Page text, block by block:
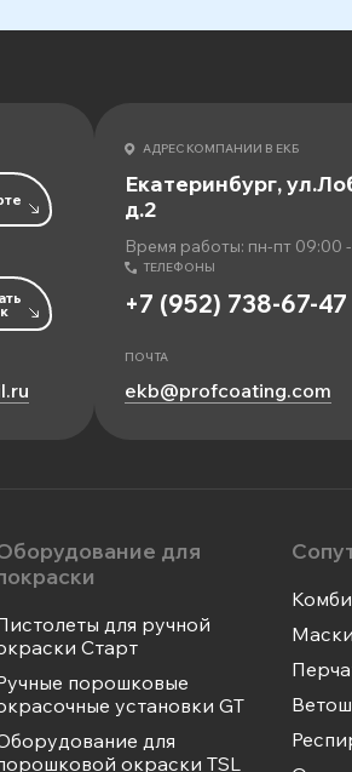
АДРЕС КОМПАНИИ В ЕКБ
Екатеринбург,
д.2
Время работы: пн-пт 09:00
ТЕЛЕФОНЫ
+7 (952) 738-67-47
ПОЧТА
ekb@profcoating.com
для
для ручной
Старт
порошковые
установки GT
для
окраски TSL
Маски